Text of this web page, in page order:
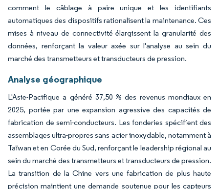
comment le câblage à paire unique et les identifiants
automatiques des dispositifs rationalisent la maintenance. Ces
mises à niveau de connectivité élargissent la granularité des
données, renforçant la valeur axée sur l'analyse au sein du
marché des transmetteurs et transducteurs de pression.
Analyse géographique
L'Asie-Pacifique a généré 37,50 % des revenus mondiaux en
2025, portée par une expansion agressive des capacités de
fabrication de semi-conducteurs. Les fonderies spécifient des
assemblages ultra-propres sans acier inoxydable, notamment à
Taïwan et en Corée du Sud, renforçant le leadership régional au
sein du marché des transmetteurs et transducteurs de pression.
La transition de la Chine vers une fabrication de plus haute
précision maintient une demande soutenue pour les capteurs